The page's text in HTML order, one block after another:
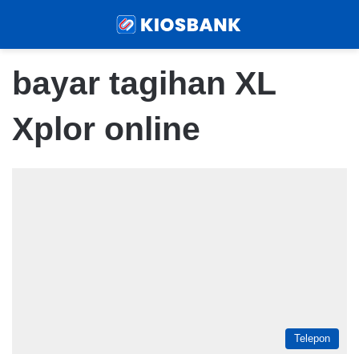
bayar tagihan XL
Xplor online
Telepon